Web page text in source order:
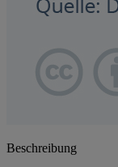
Beschreibung